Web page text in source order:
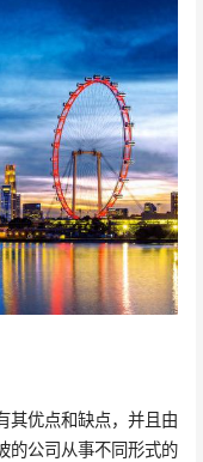
其优点和缺点，并且由
的公司从事不同形式的